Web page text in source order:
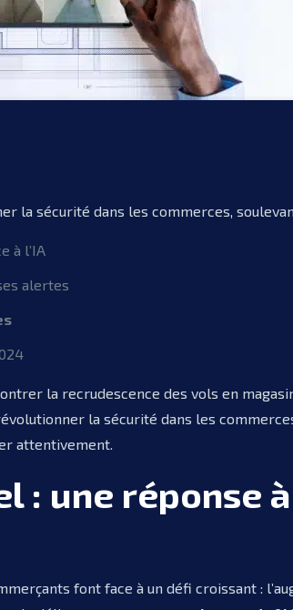
sécurité dans les commerces,
à l’IA
alertes
la recrudescence des vols en
la sécurité dans les
attentivement.
: une réponse à
font face à un défi croissant :